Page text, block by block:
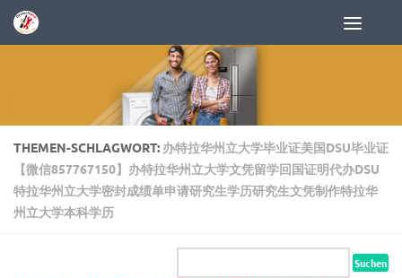
Zum Inhalt springen
THEMEN-SCHLAGWORT: 办特拉华州立大学毕业证美国DSU毕业证
【微信857767150】办特拉华州立大学文凭留学回国证明代办DSU
特拉华州立大学密封成绩单申请研究生学历研究生文凭制作特拉华
州立大学本科学历